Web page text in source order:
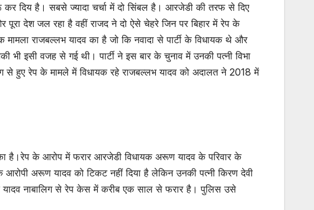
कर दिय है। सबसे ज्यादा चर्चा में दो सिंबल है। आरजेडी की तरफ से दिए
देश जल रहा है वहीं राजद ने दो ऐसे चेहरे जिन पर बिहार में रेप के
राजबल्लभ यादव का है जो कि नवादा से पार्टी के विधायक थे और
भी इसी वजह से गई थी। पार्टी ने इस बार के चुनाव में उनकी पत्नी विभा
से हुए रेप के मामले में विधायक रहे राजबल्लभ यादव को अदालत ने 2018 में
है।रेप के आरोप में फरार आरजेडी विधायक अरूण यादव के परिवार के
अरूण यादव को टिकट नहीं दिया है लेकिन उनकी पत्नी किरण देवी
यादव नाबालिग से रेप केस में करीब एक साल से फरार है। पुलिस उसे